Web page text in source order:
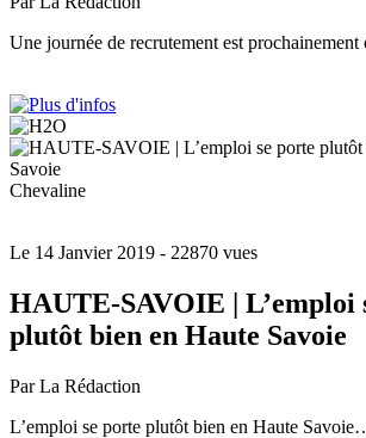
Une journée de recrutement est prochainement
Chevaline
Le 14 Janvier 2019 - 22870 vues
HAUTE-SAVOIE | L’emploi
plutôt bien en Haute Savoie
Par La Rédaction
L’emploi se porte plutôt bien en Haute